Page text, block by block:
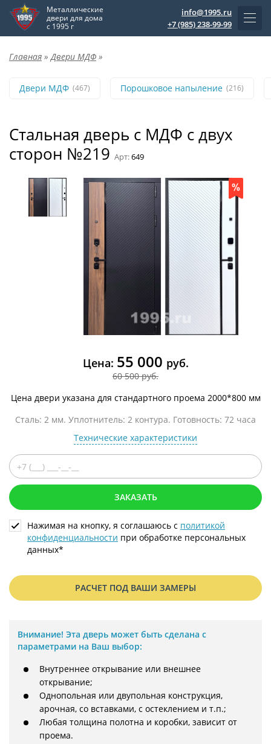
Металлические
двери для дома
с 1995 г
info@1995.ru
+7 (985) 238-99-99
Главная » Двери МДФ »
Двери МДФ (467) Порошковое напыление (216)
Стальная дверь с МДФ с двух
сторон №219 Арт:649
Цена: 55 000 руб.
60 500 руб.
Цена двери указана для стандартного проема 2000*800 мм
Сталь: 2 мм. Уплотнитель: 2 контура. Готовность: 72 часа
Технические характеристики
ЗАКАЗАТЬ
Нажимая на кнопку, я соглашаюсь с политикой
конфиденциальности при обработке персональных
данных*
РАСЧЕТ ПОД ВАШИ ЗАМЕРЫ
Внимание! Эта дверь может быть сделана с
параметрами на Ваш выбор:
Внутреннее открывание или внешнее
открывание;
Однопольная или двупольная конструкция,
арочная, со вставками, с остеклением и т.п.;
Любая толщина полотна и коробки, зависит от
проема.